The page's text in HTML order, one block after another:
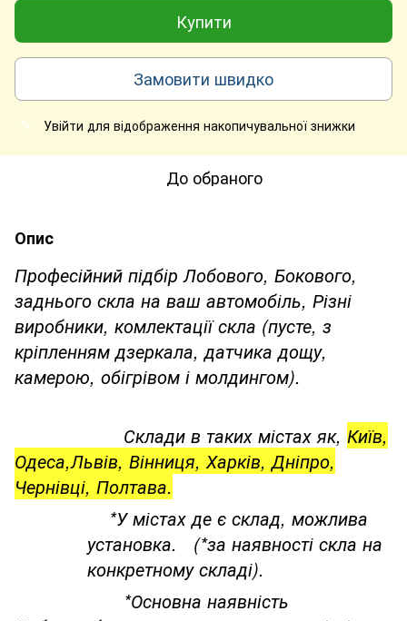
Купити
Замовити швидко
% Увійти для відображення накопичувальної знижки
До обраного
Опис
Професійний підбір Лобового, Бокового,
заднього скла на ваш автомобіль, Різні
виробники, комлектації скла (пусте, з
кріпленням дзеркала, датчика дощу,
камерою, обігрівом і молдингом).
Склади в таких містах як, Київ,
Одеса,Львів, Вінниця, Харків, Дніпро,
Чернівці, Полтава.
*У містах де є склад, можлива
установка. (*за наявності скла на
конкретному складі).
*Основна наявність